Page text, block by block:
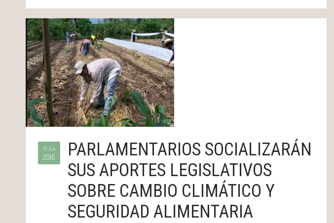
15 Jun
2016
PARLAMENTARIOS SOCIALIZARÁN
SUS APORTES LEGISLATIVOS
SOBRE CAMBIO CLIMÁTICO Y
SEGURIDAD ALIMENTARIA